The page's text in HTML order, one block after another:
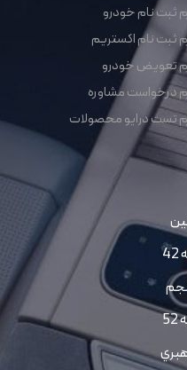
ثبت نام خودرو
ثبت نام اکستریم
تعویض خودرو
درخواست مشاوره
تست درایو محصولات